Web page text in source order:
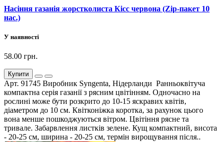
Насіння газанія жорстколиста Кісс червона (Zip-пакет 10
нас.)
У наявності
58.00 грн.
Купити
Арт. 91745 Виробник Syngenta, Нідерланди Ранньоквітуча
компактна серія газанії з рясним цвітінням. Одночасно на
рослині може бути розкрито до 10-15 яскравих квітів,
діаметром до 10 см. Квітконіжка коротка, за рахунок цього
вона менше пошкоджуються вітром. Цвітіння рясне та
тривале. Забарвлення листків зелене. Кущ компактний, висота
- 20-25 см, ширина - 20-25 см, термін вирощування після..